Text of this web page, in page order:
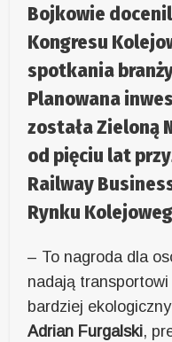
Bojkowie
Kongresu
spotkania
Planowana
została Zieloną
od pięciu lat
Railway
Rynku
– To nagroda dla
nadają
bardziej
Adrian Furgalski,